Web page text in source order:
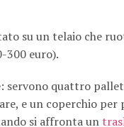
su un telaio che
300 euro).
servono quattro
e un coperchio per
si affronta un